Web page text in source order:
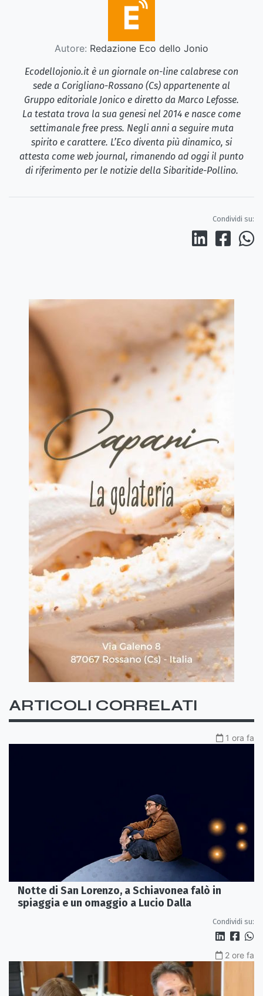
Autore: Redazione Eco dello Jonio
Ecodellojonio.it è un giornale on-line calabrese con
sede a Corigliano-Rossano (Cs) appartenente al
Gruppo editoriale Jonico e diretto da Marco Lefosse.
La testata trova la sua genesi nel 2014 e nasce come
settimanale free press. Negli anni a seguire muta
spirito e carattere. L’Eco diventa più dinamico, si
attesta come web journal, rimanendo ad oggi il punto
di riferimento per le notizie della Sibaritide-Pollino.
Condividi su:
ARTICOLI CORRELATI
1 ora fa
Notte di San Lorenzo, a Schiavonea falò in
spiaggia e un omaggio a Lucio Dalla
Condividi su:
2 ore fa